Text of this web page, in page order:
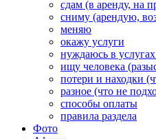
сдам (в аренду, на
сниму (арендую,
меняю
окажу услуги
нуждаюсь в
ищу человека
потери и находки
разное (что не
способы оплаты
правила раздела
Фото